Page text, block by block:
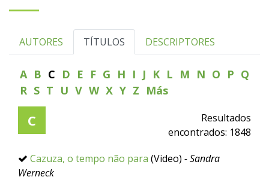
AUTORES TÍTULOS DESCRIPTORES
A B C D E F G H I J K L M N O P Q
R S T U V W X Y Z Más
C
Resultados
encontrados: 1848
Cazuza, o tempo não para (Video) - Sandra
Werneck